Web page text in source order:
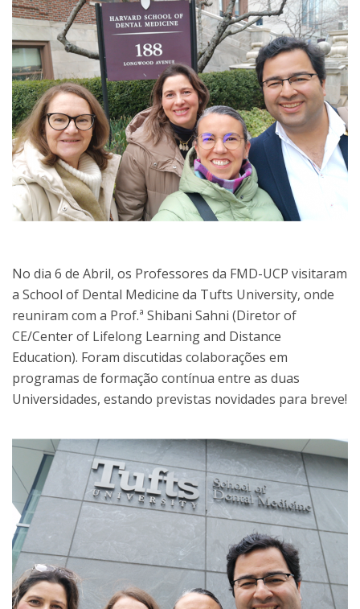
No dia 6 de Abril, os Professores da FMD-UCP visitaram
a School of Dental Medicine da Tufts University, onde
reuniram com a Prof.ª Shibani Sahni (Diretor of
CE/Center of Lifelong Learning and Distance
Education). Foram discutidas colaborações em
programas de formação contínua entre as duas
Universidades, estando previstas novidades para breve!